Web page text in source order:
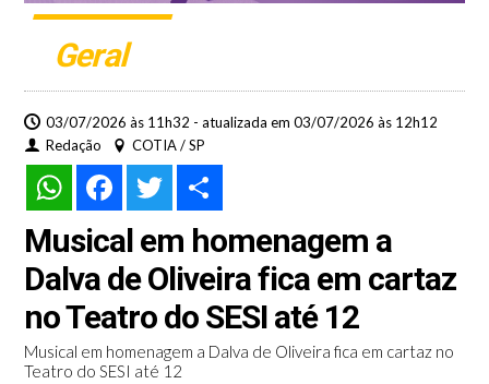
Geral
03/07/2026 às 11h32 - atualizada em 03/07/2026 às 12h12
Redação
COTIA / SP
WhatsAppFacebookTwitter
Musical em homenagem a
Dalva de Oliveira fica em cartaz
no Teatro do SESI até 12
Musical em homenagem a Dalva de Oliveira fica em cartaz no
Teatro do SESI até 12